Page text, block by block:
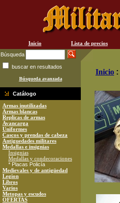
Inicio Lista de precios
Búsqueda
buscar en resultados
Búsqueda avanzada
Catálogo
Armas inutilizadas
Armas blancas
Replicas de armas
Avancarga
Uniformes
Cascos y prendas de cabeza
Antiguedades militares
Medallas e insignias
Insignias
Medallas y condecoraciones
* Placas Policía
Medievales y de antigüedad
Legion
Libros
Varios
Metopas y escudos
OFERTAS
Inicio :